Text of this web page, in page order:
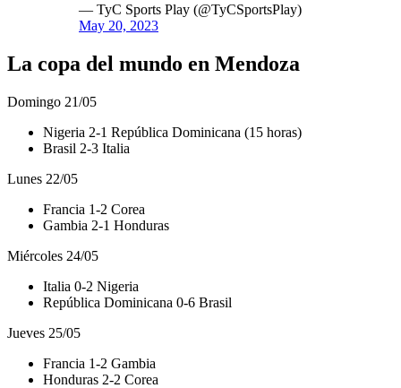
— TyC Sports Play (@TyCSportsPlay)
May 20, 2023
La copa del mundo en Mendoza
Domingo 21/05
Nigeria 2-1 República Dominicana (15 horas)
Brasil 2-3 Italia
Lunes 22/05
Francia 1-2 Corea
Gambia 2-1 Honduras
Miércoles 24/05
Italia 0-2 Nigeria
República Dominicana 0-6 Brasil
Jueves 25/05
Francia 1-2 Gambia
Honduras 2-2 Corea